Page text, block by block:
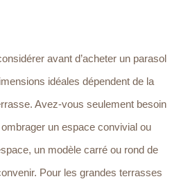
avant d’acheter un parasol
idéales dépendent de la
Avez-vous seulement besoin
un espace convivial ou
un modèle carré ou rond de
Pour les grandes terrasses